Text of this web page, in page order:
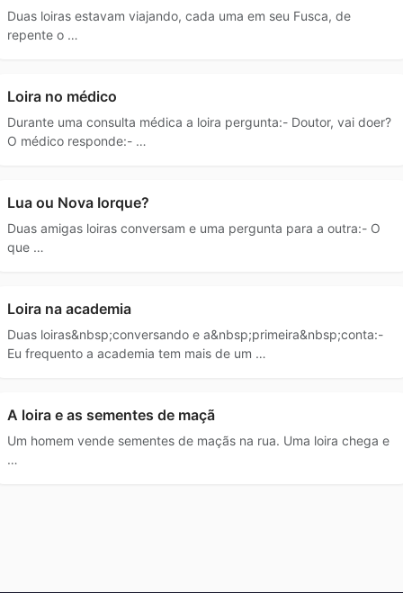
Duas loiras estavam viajando, cada uma em seu Fusca, de
repente o …
Loira no médico
Durante uma consulta médica a loira pergunta:- Doutor, vai doer?
O médico responde:- …
Lua ou Nova Iorque?
Duas amigas loiras conversam e uma pergunta para a outra:- O
que …
Loira na academia
Duas loiras&nbsp;conversando e a&nbsp;primeira&nbsp;conta:-
Eu frequento a academia tem mais de um …
A loira e as sementes de maçã
Um homem vende sementes de maçãs na rua. Uma loira chega e
…